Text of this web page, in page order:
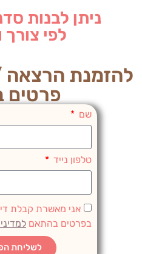
ניתן לבנות
לפי
להזמנת הרצאה
פרטים
שם
טלפון נייד
אני מאשרת קבלת
בפרטים בהתאם
לשליחת